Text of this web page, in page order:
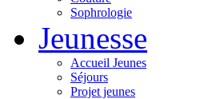
Sophrologie
Jeunesse
Accueil Jeunes
Séjours
Projet jeunes